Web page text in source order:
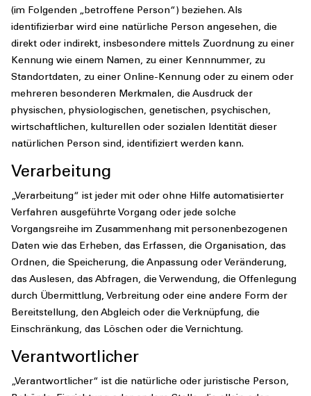
(im Folgenden „betroffene Person“) beziehen. Als
identifizierbar wird eine natürliche Person angesehen, die
direkt oder indirekt, insbesondere mittels Zuordnung zu einer
Kennung wie einem Namen, zu einer Kennnummer, zu
Standortdaten, zu einer Online-Kennung oder zu einem oder
mehreren besonderen Merkmalen, die Ausdruck der
physischen, physiologischen, genetischen, psychischen,
wirtschaftlichen, kulturellen oder sozialen Identität dieser
natürlichen Person sind, identifiziert werden kann.
Verarbeitung
„Verarbeitung“ ist jeder mit oder ohne Hilfe automatisierter
Verfahren ausgeführte Vorgang oder jede solche
Vorgangsreihe im Zusammenhang mit personenbezogenen
Daten wie das Erheben, das Erfassen, die Organisation, das
Ordnen, die Speicherung, die Anpassung oder Veränderung,
das Auslesen, das Abfragen, die Verwendung, die Offenlegung
durch Übermittlung, Verbreitung oder eine andere Form der
Bereitstellung, den Abgleich oder die Verknüpfung, die
Einschränkung, das Löschen oder die Vernichtung.
Verantwortlicher
„Verantwortlicher“ ist die natürliche oder juristische Person,